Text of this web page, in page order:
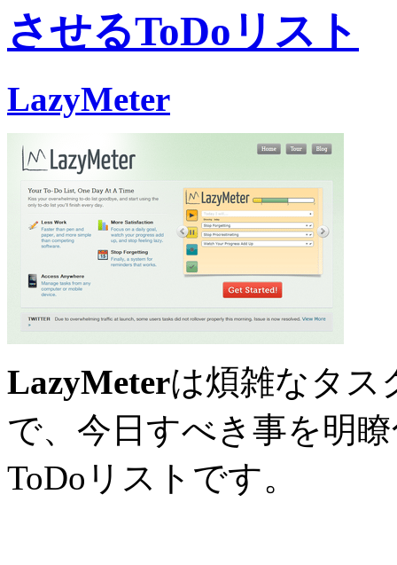
させるToDoリスト
LazyMeter
LazyMeterは煩雑なタス
で、今日すべき事を明
ToDoリストです。